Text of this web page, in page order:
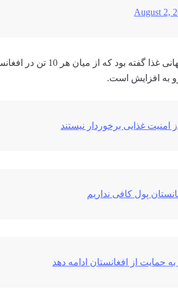
August 2,
به افزایش است.
پول کافی نداریم
حمایت از افغانستان ادامه دهد